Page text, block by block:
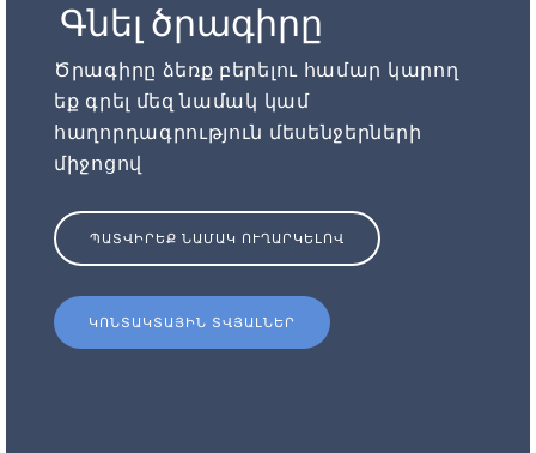
Գնել ծրագիրը
Ծրագիրը ձեռք բերելու համար կարող
եք գրել մեզ նամակ կամ
հաղորդագրություն մեսենջերների
միջոցով
ՊԱՏՎԻՐԵՔ ՆԱՄԱԿ ՈՒՂԱՐԿԵԼՈՎ
ԿՈՆՏԱԿՏԱՅԻՆ ՏՎՅԱԼՆԵՐ